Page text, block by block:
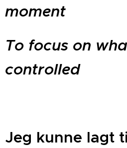
moment
To focus on
controlled
Jeg kunne lagt